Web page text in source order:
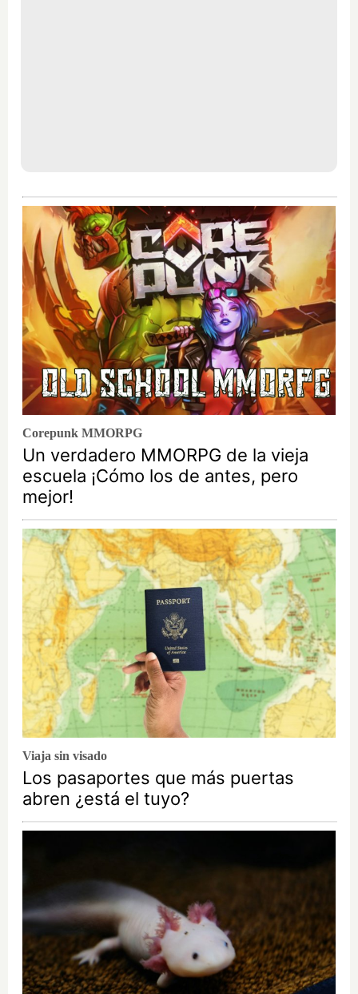
Corepunk MMORPG
Un verdadero MMORPG de la vieja
escuela ¡Cómo los de antes, pero
mejor!
Viaja sin visado
Los pasaportes que más puertas
abren ¿está el tuyo?